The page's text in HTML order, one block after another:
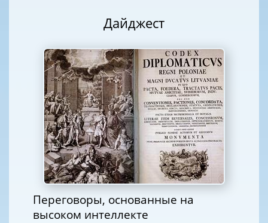
Дайджест
Переговоры, основанные на
высоком интеллекте